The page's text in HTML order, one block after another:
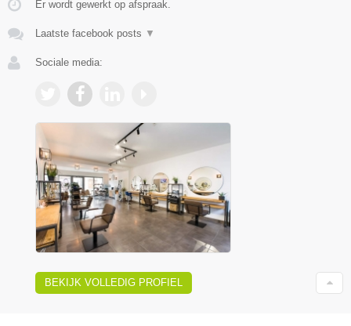
Er wordt gewerkt op afspraak.
Laatste facebook posts ▼
Sociale media:
BEKIJK VOLLEDIG PROFIEL